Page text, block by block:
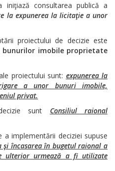
iniţiază consultarea publică a
la expunerea la licitaţie a unor
proiectului de decizie este
bunurilor imobile proprietate
sunt: expunerea la
a unor bunuri imobile,
privat.
sunt Consiliul raional
implementării deciziei supuse
şi încasarea în bugetul raional a
ulterior urmează a fi utilizate